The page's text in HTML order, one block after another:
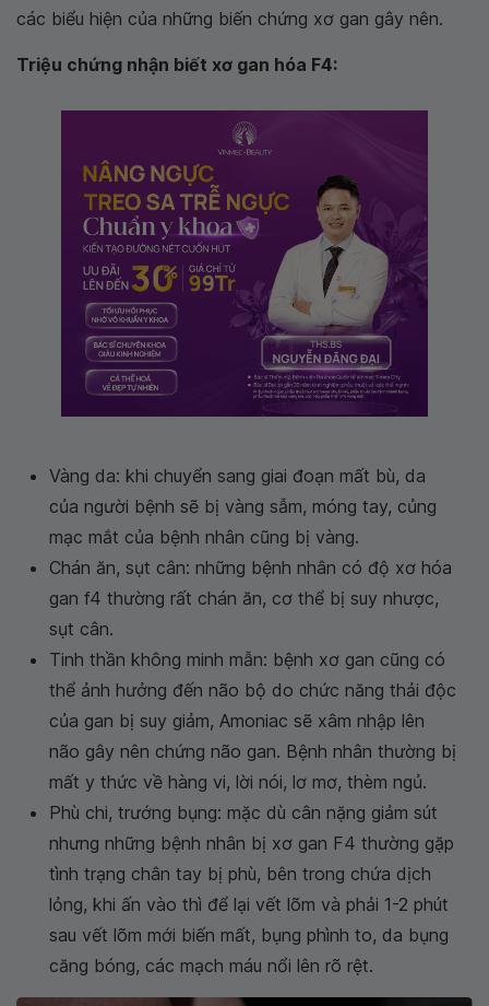
các biểu hiện của những biến chứng xơ gan gây nên.
Triệu chứng nhận biết xơ gan hóa F4:
Vàng da: khi chuyển sang giai đoạn mất bù, da
của người bệnh sẽ bị vàng sẫm, móng tay, củng
mạc mắt của bệnh nhân cũng bị vàng.
Chán ăn, sụt cân: những bệnh nhân có độ xơ hóa
gan f4 thường rất chán ăn, cơ thể bị suy nhược,
sụt cân.
Tinh thần không minh mẫn: bệnh xơ gan cũng có
thể ảnh hưởng đến não bộ do chức năng thải độc
của gan bị suy giảm, Amoniac sẽ xâm nhập lên
não gây nên chứng não gan. Bệnh nhân thường bị
mất y thức về hàng vi, lời nói, lơ mơ, thèm ngủ.
Phù chi, trướng bụng: mặc dù cân nặng giảm sút
nhưng những bệnh nhân bị xơ gan F4 thường gặp
tình trạng chân tay bị phù, bên trong chứa dịch
lỏng, khi ấn vào thì để lại vết lõm và phải 1-2 phút
sau vết lõm mới biến mất, bụng phình to, da bụng
căng bóng, các mạch máu nổi lên rõ rệt.